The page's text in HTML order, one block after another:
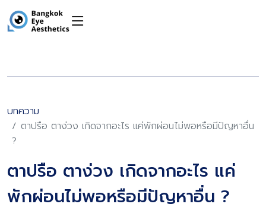
บทความ
ตาปรือ ตาง่วง เกิดจากอะไร แค่พักผ่อนไม่พอหรือมีปัญหาอื่น
?
ตาปรือ ตาง่วง เกิดจากอะไร แค่
พักผ่อนไม่พอหรือมีปัญหาอื่น ?